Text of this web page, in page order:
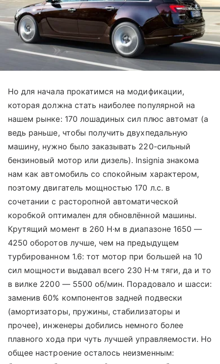
Но для начала прокатимся на модификации,
которая должна стать наиболее популярной на
нашем рынке: 170 лошадиных сил плюс автомат (а
ведь раньше, чтобы получить двухпедальную
машину, нужно было заказывать 220-сильный
бензиновый мотор или дизель). Insignia знакома
нам как автомобиль со спокойным характером,
поэтому двигатель мощностью 170 л.с. в
сочетании с расторопной автоматической
коробкой оптимален для обновлённой машины.
Крутящий момент в 260 Н·м в диапазоне 1650 —
4250 оборотов лучше, чем на предыдущем
турбированном 1.6: тот мотор при большей на 10
сил мощности выдавал всего 230 Н·м тяги, да и то
в вилке 2200 — 5500 об/мин. Порадовало и шасси:
заменив 60% компонентов задней подвески
(амортизаторы, пружины, стабилизаторы и
прочее), инженеры добились немного более
плавного хода при чуть лучшей управляемости. Но
общее настроение осталось неизменным: